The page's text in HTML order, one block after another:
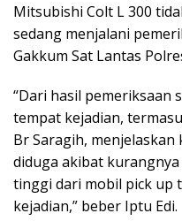
Mitsubishi Colt L 300
sedang menjalani
Gakkum Sat Lantas
“Dari hasil pemeriksaan
tempat kejadian,
Br Saragih,
diduga akibat
tinggi dari mobil pick up
kejadian,” beber Iptu Edi.